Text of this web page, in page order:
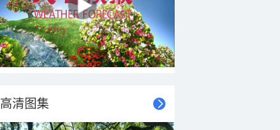
高清图集